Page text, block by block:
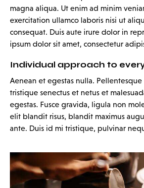
magna aliqua. Ut enim ad minim
exercitation ullamco laboris nisi ut
consequat. Duis aute irure dolor in
ipsum dolor sit amet, consectetur
Individual approach to
Aenean et egestas nulla.
tristique senectus et netus et
egestas. Fusce gravida, ligula non
elit blandit risus, blandit maximus
ante. Duis id mi tristique, pulvinar